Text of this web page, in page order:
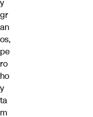
y
gr
an
os,
pe
ro
ho
y
ta
m